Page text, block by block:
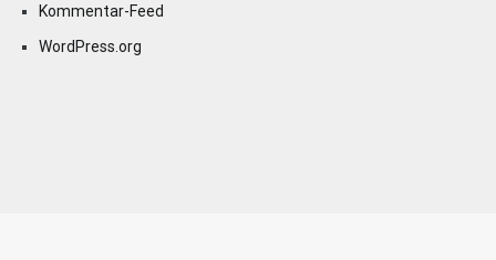
Kommentar-Feed
WordPress.org